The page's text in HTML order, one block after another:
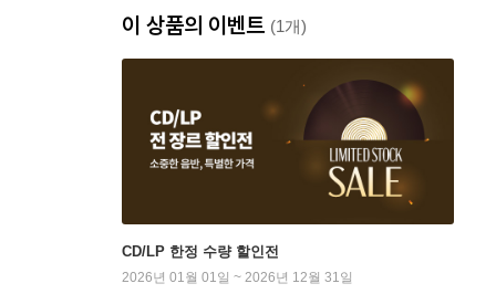
이 상품의 이벤트 (1개)
CD/LP 한정 수량 할인전
2026년 01월 01일 ~ 2026년 12월 31일